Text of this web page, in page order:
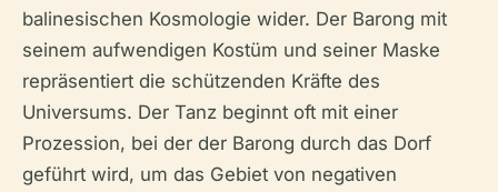
balinesischen Kosmologie wider. Der Barong mit
seinem aufwendigen Kostüm und seiner Maske
repräsentiert die schützenden Kräfte des
Universums. Der Tanz beginnt oft mit einer
Prozession, bei der der Barong durch das Dorf
geführt wird, um das Gebiet von negativen